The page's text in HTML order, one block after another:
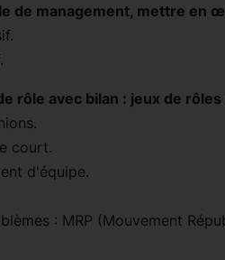
de management, mettre en
rôle avec bilan : jeux de
court.
d'équipe.
: MRP (Mouvement